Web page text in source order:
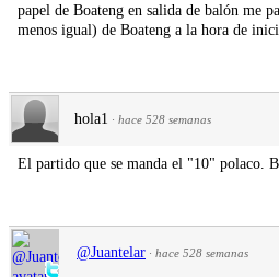
papel de Boateng en salida de balón me
menos igual) de Boateng a la hora de
hola1 · hace 528 semanas
El partido que se manda el "10" polaco.
@Juantelar · hace 528 semanas